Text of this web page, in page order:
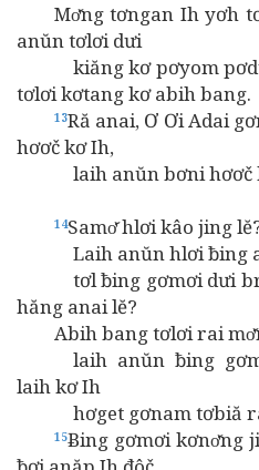
Mơ̆ng tơngan Ih yơh
anŭn tơlơi dưi
kiăng kơ pơyom
tơlơi kơtang kơ abih bang.
13Ră anai, Ơ Ơi Adai
hơơč kơ Ih,
laih anŭn bơni hơơč
14Samơ̆ hlơi kâo jing
Laih anŭn hlơi ƀing
tơl ƀing gơmơi dưi
hăng anai lĕ?
Abih bang tơlơi rai
laih anŭn ƀing
laih kơ Ih
hơget gơnam tơbiă rai
15Ƀing gơmơi kơnơ̆ng